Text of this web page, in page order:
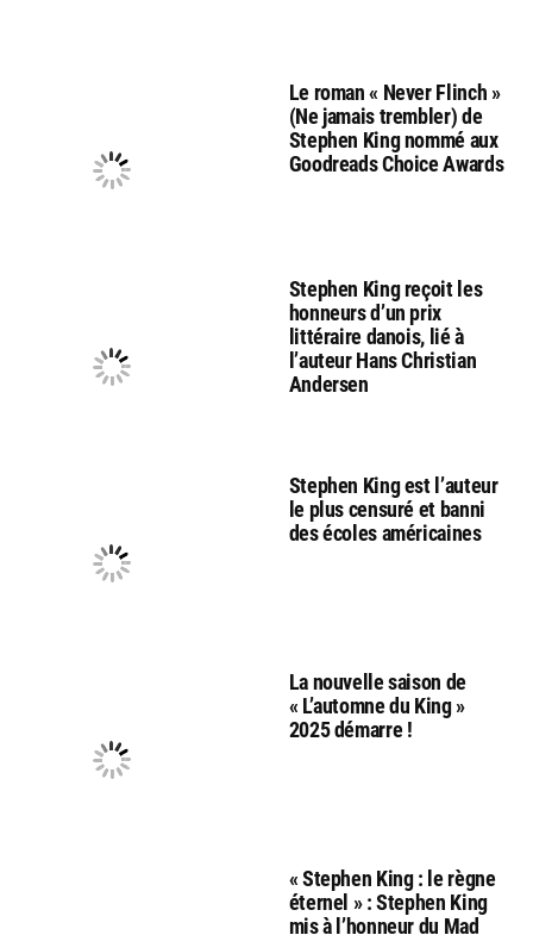
Le roman « Never Flinch »
(Ne jamais trembler) de
Stephen King nommé aux
Goodreads Choice Awards
Stephen King reçoit les
honneurs d’un prix
littéraire danois, lié à
l’auteur Hans Christian
Andersen
Stephen King est l’auteur
le plus censuré et banni
des écoles américaines
La nouvelle saison de
« L’automne du King »
2025 démarre !
« Stephen King : le règne
éternel » : Stephen King
mis à l’honneur du Mad